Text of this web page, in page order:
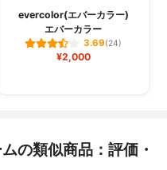
evercolor(エバーカラー)
エバーカラー
3.69(24)
¥2,000
の類似商品：評価・